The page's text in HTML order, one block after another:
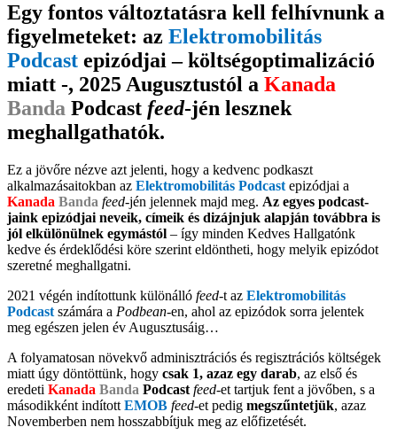
Egy fontos változtatásra kell felhívnunk a
figyelmeteket: az Elektromobilitás
Podcast epizódjai – költségoptimalizáció
miatt -, 2025 Augusztustól a Kanada
Banda Podcast feed-jén lesznek
meghallgathatók.
Ez a jövőre nézve azt jelenti, hogy a kedvenc podkaszt
alkalmazásaitokban az Elektromobilitás Podcast epizódjai a
Kanada Banda feed-jén jelennek majd meg. Az egyes podcast-
jaink epizódjai neveik, címeik és dizájnjuk alapján továbbra is
jól elkülönülnek egymástól – így minden Kedves Hallgatónk
kedve és érdeklődési köre szerint eldöntheti, hogy melyik epizódot
szeretné meghallgatni.
2021 végén indítottunk különálló feed-t az Elektromobilitás
Podcast számára a Podbean-en, ahol az epizódok sorra jelentek
meg egészen jelen év Augusztusáig…
A folyamatosan növekvő adminisztrációs és regisztrációs költségek
miatt úgy döntöttünk, hogy csak 1, azaz egy darab, az első és
eredeti Kanada Banda Podcast feed-et tartjuk fent a jövőben, s a
másodikként indított EMOB feed-et pedig megszűntetjük, azaz
Novemberben nem hosszabbítjuk meg az előfizetését.